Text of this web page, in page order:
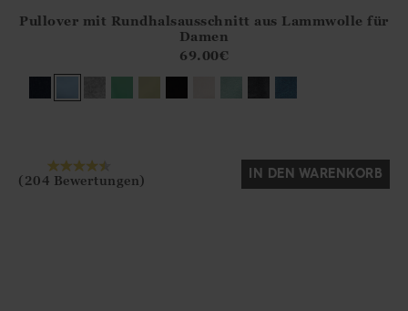
?? ""
Ja Nein
Pullover mit Rundhalsausschnitt aus Lammwolle für
Damen
69.00€
(204 Bewertungen) IN DEN WARENKORB